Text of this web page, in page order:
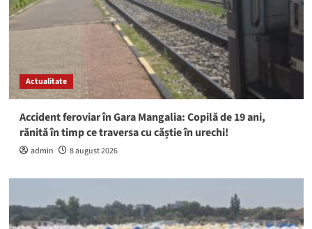
Actualitate
Accident feroviar în Gara Mangalia: Copilă de 19 ani,
rănită în timp ce traversa cu căștie în urechi!
admin 8 august 2026